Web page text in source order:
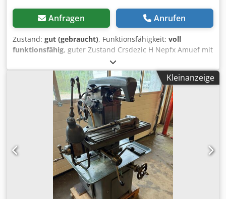
Anfragen Anrufen
Zustand: gut (gebraucht), Funktionsfähigkeit: voll
funktionsfähig, guter Zustand Crsdezic H Nepfx Amuef mit
Kleinanzeige